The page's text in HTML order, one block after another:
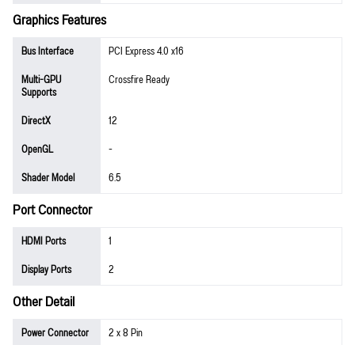
Graphics Features
Bus Interface
PCI Express 4.0 x16
Multi-GPU
Supports
Crossfire Ready
DirectX
12
OpenGL
-
Shader Model
6.5
Port Connector
HDMI Ports
1
Display Ports
2
Other Detail
Power Connector
2 x 8 Pin